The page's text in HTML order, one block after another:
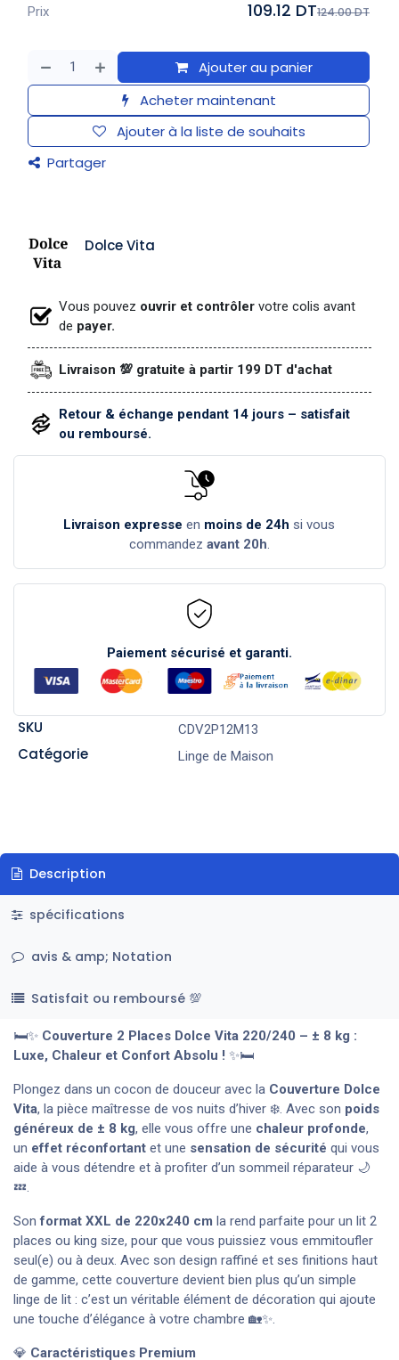
Ajouter au panier
Acheter maintenant
Ajouter à la liste de souhaits
Partager
Prix 109.12 DT124.00 DT
Dolce Vita
Vous pouvez ouvrir et contrôler votre colis avant
de payer.
Livraison 💯 gratuite à partir 199 DT d'achat
Retour & échange pendant 14 jours – satisfait
ou remboursé.
Livraison expresse en moins de 24h si vous
commandez avant 20h.
Paiement sécurisé et garanti.
SKU CDV2P12M13
Catégorie Linge de Maison
Description
spécifications
avis & amp; Notation
Satisfait ou remboursé 💯
🛏️✨ Couverture 2 Places Dolce Vita 220/240 – ± 8 kg :
Luxe, Chaleur et Confort Absolu ! ✨🛏️
Plongez dans un cocon de douceur avec la Couverture Dolce
Vita, la pièce maîtresse de vos nuits d’hiver ❄️. Avec son poids
généreux de ± 8 kg, elle vous offre une chaleur profonde,
un effet réconfortant et une sensation de sécurité qui vous
aide à vous détendre et à profiter d’un sommeil réparateur 🌙
💤.
Sonformat XXL de 220x240 cm la rend parfaite pour un lit 2
places ou king size, pour que vous puissiez vous emmitoufler
seul(e) ou à deux. Avec son design raffiné et ses finitions haut
de gamme, cette couverture devient bien plus qu’un simple
linge de lit : c’est un véritable élément de décoration qui ajoute
une touche d’élégance à votre chambre 🏡✨.
💎 Caractéristiques Premium